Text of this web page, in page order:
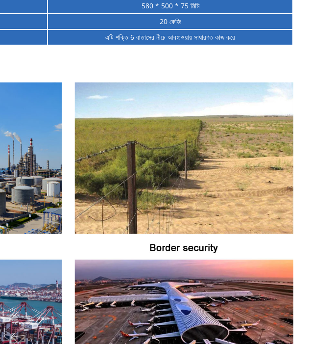
580 * 500 * 75 মিমি
20 কেজি
এটি শক্তি 6 বাতাসের নীচে আবহাওয়ায় সাধারণত কাজ করে